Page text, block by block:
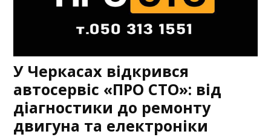
У Черкасах відкрився
автосервіс «ПРО СТО»: від
діагностики до ремонту
двигуна та електроніки